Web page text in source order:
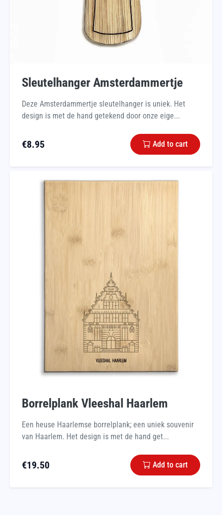
Sleutelhanger Amsterdammertje
Deze Amsterdammertje sleutelhanger is uniek. Het
design is met de hand getekend door onze eige...
€8.95 Add to cart
Borrelplank Vleeshal Haarlem
Een heuse Haarlemse borrelplank; een uniek souvenir
van Haarlem. Het design is met de hand get...
€19.50 Add to cart